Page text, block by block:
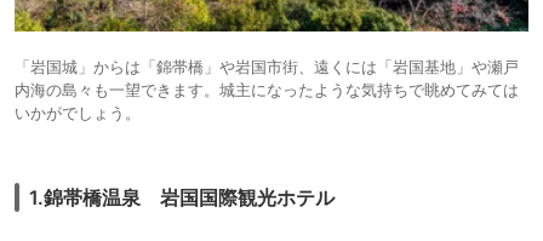
「岩国城」からは「錦帯橋」や岩国市街、遠くには「岩国基地」や瀬戸
内海の島々も一望できます。城主になったような気持ちで眺めてみては
いかがでしょう。
1.錦帯橋温泉 岩国国際観光ホテル